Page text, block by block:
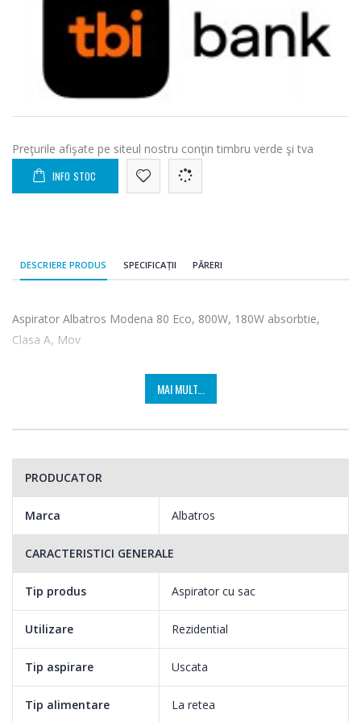
Preţurile afişate pe siteul nostru conţin timbru verde şi tva
INFO STOC
DESCRIERE PRODUS SPECIFICAȚII PĂRERI
Aspirator Albatros Modena 80 Eco, 800W, 180W absorbtie,
Clasa A, Mov
MAI MULT...
PRODUCATOR
Marca Albatros
CARACTERISTICI GENERALE
Tip produs Aspirator cu sac
Utilizare Rezidential
Tip aspirare Uscata
Tip alimentare La retea